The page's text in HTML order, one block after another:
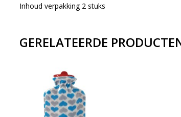
Inhoud verpakking 2 stuks
GERELATEERDE